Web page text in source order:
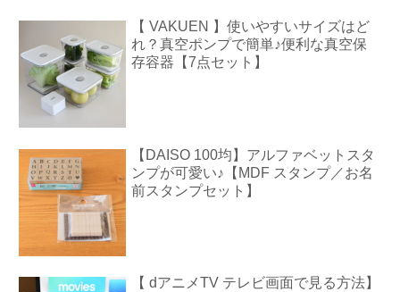
【 VAKUEN 】使いやすいサイズはど
れ？真空ポンプで簡単♪便利な真空保
存容器【7点セット】
【DAISO 100均】アルファベットスタ
ンプが可愛い♪【MDF スタンプ／お名
前スタンプセット】
【 dアニメTV テレビ画面で見る方法】